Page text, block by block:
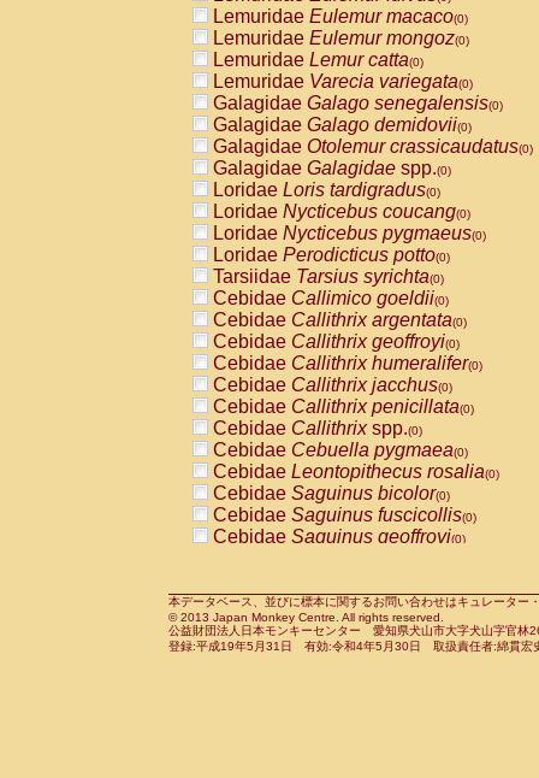
AtelidaeAlouatta caraya(0)
AtelidaeAlouatta fusca(0)
AtelidaeAlouatta seniculus
AtelidaeAlouattaspp.(0)
AtelidaeAteles belzebuth(0)
AtelidaeAteles geoffroyi(0)
AtelidaeAteles paniscus(0)
AtelidaeAtelesspp.(0)
Atelidae Lagothrix lagothricha
AtelidaeLagothrix lagothricha cana
PitheciidaeCacajao calvus
PitheciidaeCallicebus cupreus
PitheciidaeCallicebus donacophilus
PitheciidaeCallicebus moloch
PitheciidaeCallicebus torquatus
PitheciidaeCallicebusspp.(0)
PitheciidaeChiropotes satanas(0)
PitheciidaePithecia monachus
PitheciidaePithecia pithecia(0)
CercopithecidaeCercocebus agilis
CercopithecidaeCercocebus
CercopithecidaeCercocebus
CercopithecidaeCercocebus
CercopithecidaeCercocebus
CercopithecidaeCercocebushybrid
CercopithecidaePapio anubis(0)
CercopithecidaePapio cynocephalus
CercopithecidaePapio hamadryas(0)
Lemuridae Eulemur macaco(0)
Lemuridae Eulemur mongoz(0)
Lemuridae Lemur catta(0)
Lemuridae Varecia variegata(0)
Galagidae Galago senegalensis(0)
Galagidae Galago demidovii(0)
Galagidae Otolemur crassicaudatus(0)
Galagidae Galagidae spp.(0)
Loridae Loris tardigradus(0)
Loridae Nycticebus coucang(0)
Loridae Nycticebus pygmaeus(0)
Loridae Perodicticus potto(0)
Tarsiidae Tarsius syrichta(0)
Cebidae Callimico goeldii(0)
Cebidae Callithrix argentata(0)
Cebidae Callithrix geoffroyi(0)
Cebidae Callithrix humeralifer(0)
Cebidae Callithrix jacchus(0)
Cebidae Callithrix penicillata(0)
Cebidae Callithrixspp.(0)
Cebidae Cebuella pygmaea(0)
Cebidae Leontopithecus rosalia(0)
Cebidae Saguinus bicolor(0)
Cebidae Saguinus fuscicollis(0)
Cebidae Saguinus geoffroyi(0)
CebidaeSaguinus leucopus(0)
CebidaeSaguinus midas(0)
Cebidae Saguinus mystax(0)
本データベース、並びに標本に関するお問い合わせはキュレータ
© 2013 Japan Monkey Centre. All rights reserved.
公益財団法人日本モンキーセンター 愛知県犬山市大字犬山字官
登録:平成19年5月31日 有効:令和4年5月30日 取扱責任者:綿貫宏